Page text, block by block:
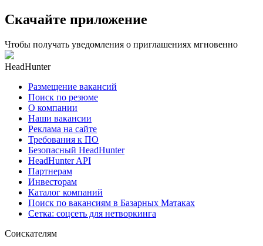
Скачайте приложение
Чтобы получать уведомления о приглашениях мгновенно
HeadHunter
Размещение вакансий
Поиск по резюме
О компании
Наши вакансии
Реклама на сайте
Требования к ПО
Безопасный HeadHunter
HeadHunter API
Партнерам
Инвесторам
Каталог компаний
Поиск по вакансиям в Базарных Матаках
Сетка: соцсеть для нетворкинга
Соискателям